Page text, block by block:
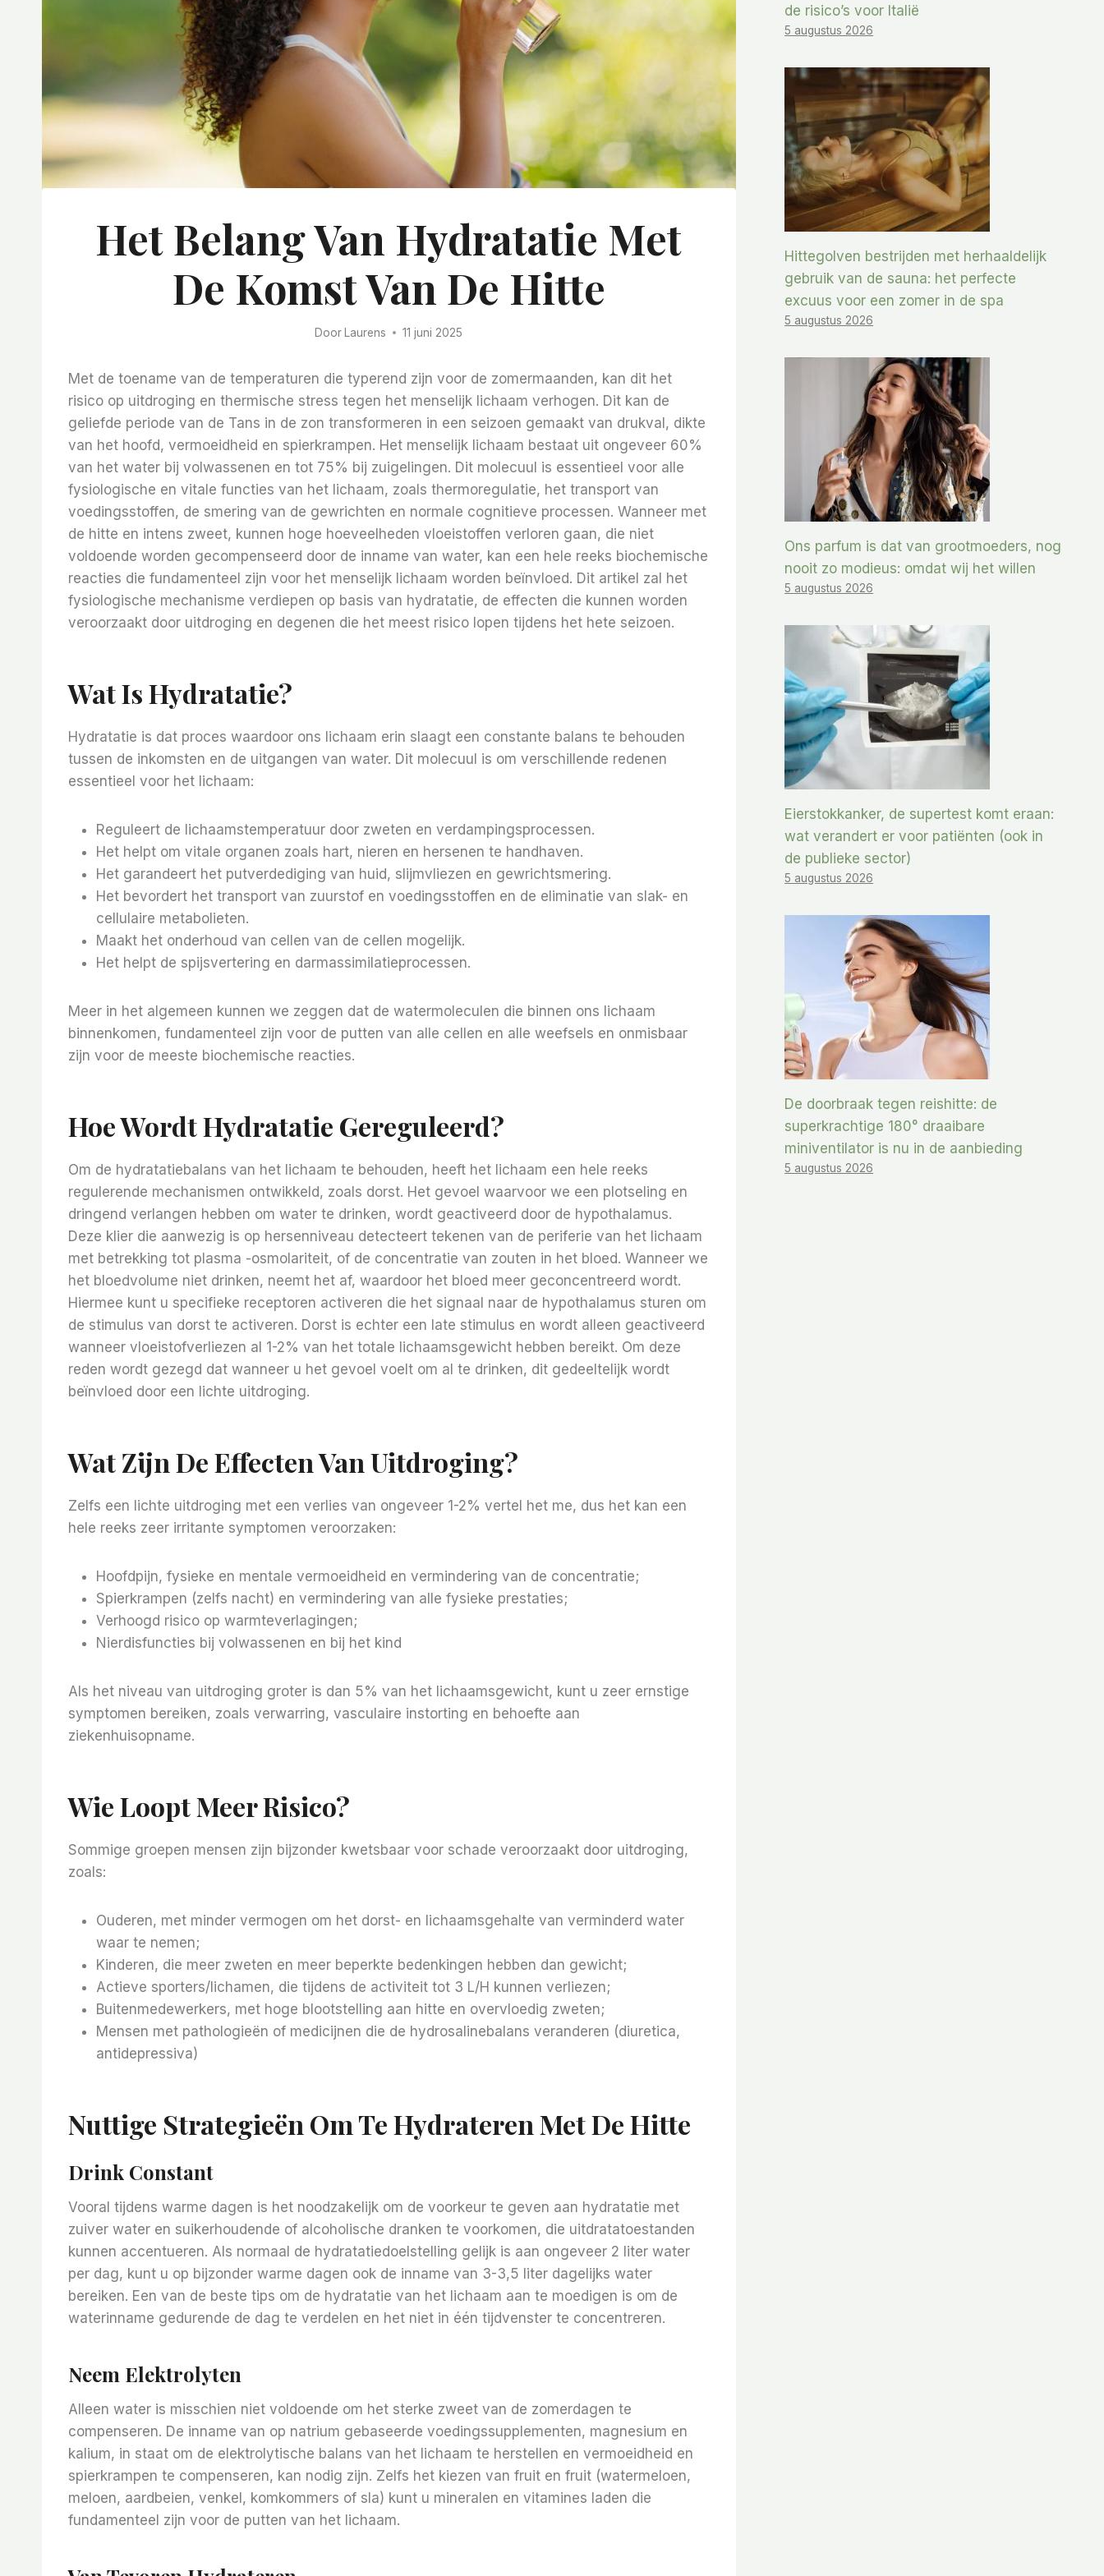
Het Belang Van Hydratatie Met
De Komst Van De Hitte
Door Laurens 11 juni 2025
Met de toename van de temperaturen die typerend zijn voor de zomermaanden, kan dit het
risico op uitdroging en thermische stress tegen het menselijk lichaam verhogen. Dit kan de
geliefde periode van de Tans in de zon transformeren in een seizoen gemaakt van drukval, dikte
van het hoofd, vermoeidheid en spierkrampen. Het menselijk lichaam bestaat uit ongeveer 60%
van het water bij volwassenen en tot 75% bij zuigelingen. Dit molecuul is essentieel voor alle
fysiologische en vitale functies van het lichaam, zoals thermoregulatie, het transport van
voedingsstoffen, de smering van de gewrichten en normale cognitieve processen. Wanneer met
de hitte en intens zweet, kunnen hoge hoeveelheden vloeistoffen verloren gaan, die niet
voldoende worden gecompenseerd door de inname van water, kan een hele reeks biochemische
reacties die fundamenteel zijn voor het menselijk lichaam worden beïnvloed. Dit artikel zal het
fysiologische mechanisme verdiepen op basis van hydratatie, de effecten die kunnen worden
veroorzaakt door uitdroging en degenen die het meest risico lopen tijdens het hete seizoen.
Wat Is Hydratatie?
Hydratatie is dat proces waardoor ons lichaam erin slaagt een constante balans te behouden
tussen de inkomsten en de uitgangen van water. Dit molecuul is om verschillende redenen
essentieel voor het lichaam:
Reguleert de lichaamstemperatuur door zweten en verdampingsprocessen.
Het helpt om vitale organen zoals hart, nieren en hersenen te handhaven.
Het garandeert het putverdediging van huid, slijmvliezen en gewrichtsmering.
Het bevordert het transport van zuurstof en voedingsstoffen en de eliminatie van slak- en
cellulaire metabolieten.
Maakt het onderhoud van cellen van de cellen mogelijk.
Het helpt de spijsvertering en darmassimilatieprocessen.
Meer in het algemeen kunnen we zeggen dat de watermoleculen die binnen ons lichaam
binnenkomen, fundamenteel zijn voor de putten van alle cellen en alle weefsels en onmisbaar
zijn voor de meeste biochemische reacties.
Hoe Wordt Hydratatie Gereguleerd?
Om de hydratatiebalans van het lichaam te behouden, heeft het lichaam een ​​hele reeks
regulerende mechanismen ontwikkeld, zoals dorst. Het gevoel waarvoor we een plotseling en
dringend verlangen hebben om water te drinken, wordt geactiveerd door de hypothalamus.
Deze klier die aanwezig is op hersenniveau detecteert tekenen van de periferie van het lichaam
met betrekking tot plasma -osmolariteit, of de concentratie van zouten in het bloed. Wanneer we
het bloedvolume niet drinken, neemt het af, waardoor het bloed meer geconcentreerd wordt.
Hiermee kunt u specifieke receptoren activeren die het signaal naar de hypothalamus sturen om
de stimulus van dorst te activeren. Dorst is echter een late stimulus en wordt alleen geactiveerd
wanneer vloeistofverliezen al 1-2% van het totale lichaamsgewicht hebben bereikt. Om deze
reden wordt gezegd dat wanneer u het gevoel voelt om al te drinken, dit gedeeltelijk wordt
beïnvloed door een lichte uitdroging.
Wat Zijn De Effecten Van Uitdroging?
Zelfs een lichte uitdroging met een verlies van ongeveer 1-2% vertel het me, dus het kan een
hele reeks zeer irritante symptomen veroorzaken:
Hoofdpijn, fysieke en mentale vermoeidheid en vermindering van de concentratie;
Spierkrampen (zelfs nacht) en vermindering van alle fysieke prestaties;
Verhoogd risico op warmteverlagingen;
Nierdisfuncties bij volwassenen en bij het kind
Als het niveau van uitdroging groter is dan 5% van het lichaamsgewicht, kunt u zeer ernstige
symptomen bereiken, zoals verwarring, vasculaire instorting en behoefte aan
ziekenhuisopname.
Wie Loopt Meer Risico?
Sommige groepen mensen zijn bijzonder kwetsbaar voor schade veroorzaakt door uitdroging,
zoals:
Ouderen, met minder vermogen om het dorst- en lichaamsgehalte van verminderd water
waar te nemen;
Kinderen, die meer zweten en meer beperkte bedenkingen hebben dan gewicht;
Actieve sporters/lichamen, die tijdens de activiteit tot 3 L/H kunnen verliezen;
Buitenmedewerkers, met hoge blootstelling aan hitte en overvloedig zweten;
Mensen met pathologieën of medicijnen die de hydrosalinebalans veranderen (diuretica,
antidepressiva)
Nuttige Strategieën Om Te Hydrateren Met De Hitte
Drink Constant
Vooral tijdens warme dagen is het noodzakelijk om de voorkeur te geven aan hydratatie met
zuiver water en suikerhoudende of alcoholische dranken te voorkomen, die uitdratatoestanden
kunnen accentueren. Als normaal de hydratatiedoelstelling gelijk is aan ongeveer 2 liter water
per dag, kunt u op bijzonder warme dagen ook de inname van 3-3,5 liter dagelijks water
bereiken. Een van de beste tips om de hydratatie van het lichaam aan te moedigen is om de
waterinname gedurende de dag te verdelen en het niet in één tijdvenster te concentreren.
Neem Elektrolyten
Alleen water is misschien niet voldoende om het sterke zweet van de zomerdagen te
compenseren. De inname van op natrium gebaseerde voedingssupplementen, magnesium en
kalium, in staat om de elektrolytische balans van het lichaam te herstellen en vermoeidheid en
spierkrampen te compenseren, kan nodig zijn. Zelfs het kiezen van fruit en fruit (watermeloen,
meloen, aardbeien, venkel, komkommers of sla) kunt u mineralen en vitamines laden die
fundamenteel zijn voor de putten van het lichaam.
de risico’s voor Italië
5 augustus 2026
Hittegolven bestrijden met herhaaldelijk
gebruik van de sauna: het perfecte
excuus voor een zomer in de spa
5 augustus 2026
Ons parfum is dat van grootmoeders, nog
nooit zo modieus: omdat wij het willen
5 augustus 2026
Eierstokkanker, de supertest komt eraan:
wat verandert er voor patiënten (ook in
de publieke sector)
5 augustus 2026
De doorbraak tegen reishitte: de
superkrachtige 180° draaibare
miniventilator is nu in de aanbieding
5 augustus 2026